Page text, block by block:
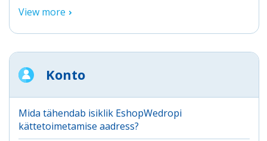
View more
Konto
Mida tähendab isiklik EshopWedropi
kättetoimetamise aadress?